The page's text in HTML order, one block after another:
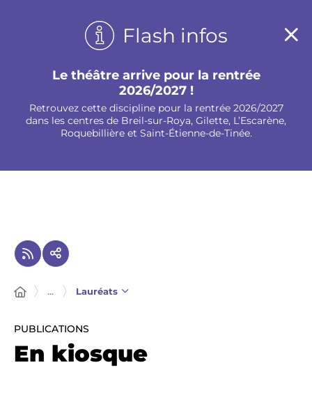
Flash infos
Le théâtre arrive pour la rentrée
2026/2027 !
Retrouvez cette discipline pour la rentrée 2026/2027
dans les centres de Breil-sur-Roya, Gilette, L’Escarène,
Roquebillière et Saint-Étienne-de-Tinée.
... Lauréats
PUBLICATIONS
En kiosque